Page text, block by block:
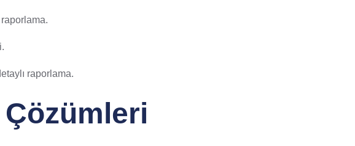
raporlama.